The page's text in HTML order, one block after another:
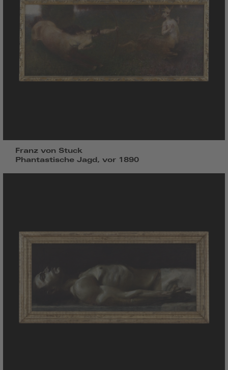
Franz von Stuck
Phantastische Jagd, vor 1890